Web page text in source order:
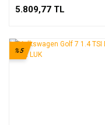
5.809,77 TL
%5